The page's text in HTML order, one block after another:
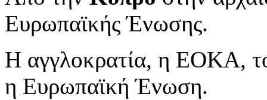
Ευρωπαϊκής Ένωσης.
Η αγγλοκρατία, η ΕΟΚΑ,
η Ευρωπαϊκή Ένωση.